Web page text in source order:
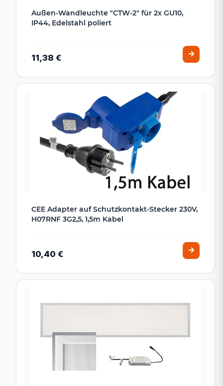
Außen-Wandleuchte "CTW-2" für 2x GU10,
IP44, Edelstahl poliert
11,38 €
CEE Adapter auf Schutzkontakt-Stecker 230V,
H07RNF 3G2,5, 1,5m Kabel
10,40 €